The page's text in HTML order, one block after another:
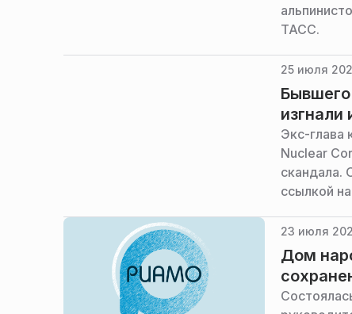
ТАСС.
25 июля
изгнали
Экс-глава
Nuclear
скандала.
ссылкой
23 июля
Дом